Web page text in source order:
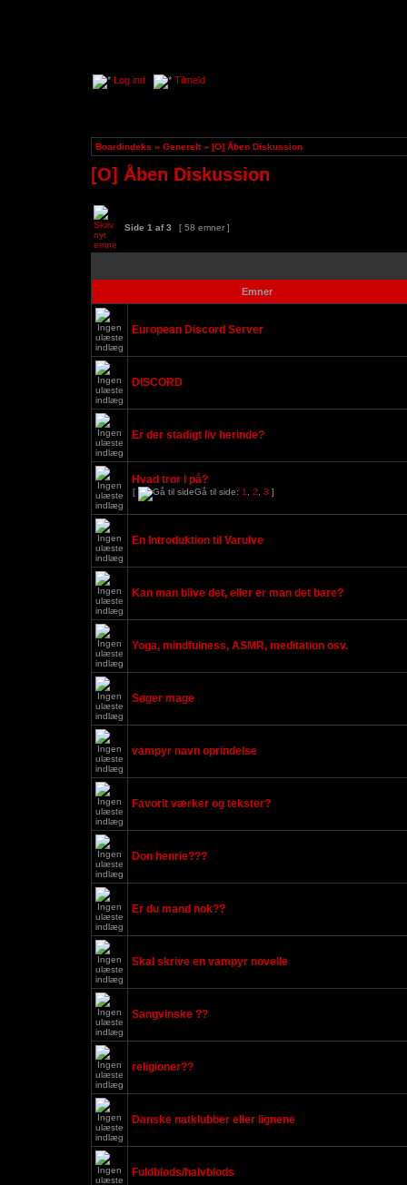
Log ind Tilmeld
Boardindeks » Generelt» [O] Åben Diskussion
[O] Åben Diskussion
Side 1 af3 [ 58 emner ]
Emner
European Discord Server
DISCORD
Er der stadigt liv herinde?
Hvad tror I på?
[ Gå til side: 1 2 3 ]
En Introduktion til Varulve
Kan man blive det, eller er man det bare?
Yoga, mindfulness, ASMR, meditation osv.
Søger mage
vampyr navn oprindelse
Favorit værker og tekster?
Don henrie???
Er du mand nok??
Skal skrive en vampyr novelle
Sangvinske ??
religioner??
Danske natklubber eller lignene
Fuldblods/halvblods